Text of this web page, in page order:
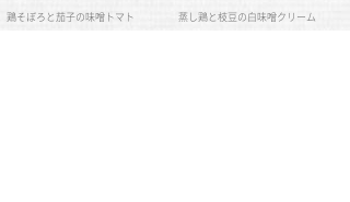
鶏そぼろと茄子の味噌トマト 蒸し鶏と枝豆の白味噌クリーム